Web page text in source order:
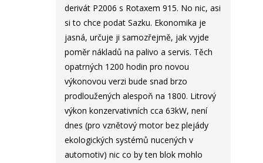
derivát P2006 s Rotaxem 915. No nic, asi
si to chce podat Sazku. Ekonomika je
jasná, určuje ji samozřejmě, jak vyjde
poměr nákladů na palivo a servis. Těch
opatrných 1200 hodin pro novou
výkonovou verzi bude snad brzo
prodloužených alespoň na 1800. Litrový
výkon konzervativních cca 63kW, není
dnes (pro vznětový motor bez plejády
ekologických systémů nucených v
automotiv) nic co by ten blok mohlo